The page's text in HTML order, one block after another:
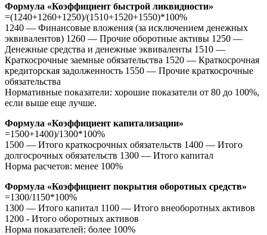
Формула «Коэффициент быстрой ликвидности»
=(1240+1260+1250)/(1510+1520+1550)*100%
1240 — Финансовые вложения (за исключением денежных
эквивалентов) 1260 — Прочие оборотные активы 1250 —
Денежные средства и денежные эквиваленты 1510 —
Краткосрочные заемные обязательства 1520 — Краткосрочная
кредиторская задолженность 1550 — Прочие краткосрочные
обязательства
Нормативные показатели: хорошие показатели от 80 до 100%,
если выше еще лучше.
Формула «Коэффициент капитализации»
=1500+1400)/1300*100%
1500 — Итого краткосрочных обязательств 1400 — Итого
долгосрочных обязательств 1300 — Итого капитал
Норма расчетов: менее 100%
Формула «Коэффициент покрытия оборотных средств»
=1300/1150*100%
1300 — Итого капитал 1100 — Итого внеоборотных активов
1200 - Итого оборотных активов
Норма показателей: более 100%